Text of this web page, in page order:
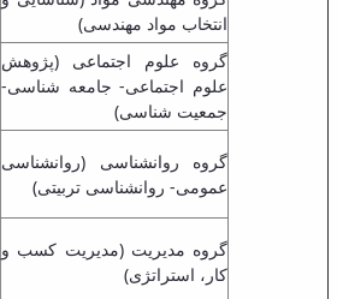
انتخاب مواد مهندسی)
گروه علوم اجتماعی (پژوهش
علوم اجتماعی- جامعه شناسی-
جمعیت شناسی)
گروه روانشناسی (روانشناسی
عمومی- روانشناسی تربیتی)
گروه مدیریت (مدیریت کسب و
کار، استراتژی)